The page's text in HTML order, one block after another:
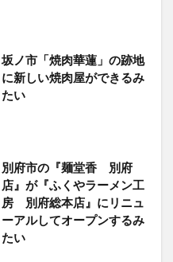
坂ノ市「焼肉華蓮」の跡地
に新しい焼肉屋ができるみ
たい
別府市の『麺堂香 別府
店』が『ふくやラーメン工
房 別府総本店』にリニュ
ーアルしてオープンするみ
たい